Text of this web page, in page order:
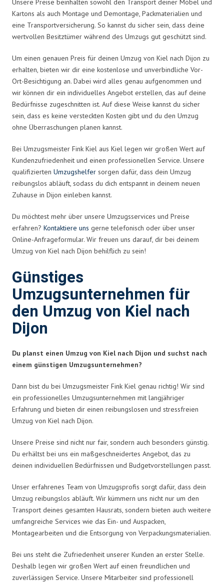
Unsere Preise beinhalten sowohl den Transport deiner Möbel und
Kartons als auch Montage und Demontage, Packmaterialien und
eine Transportversicherung. So kannst du sicher sein, dass deine
wertvollen Besitztümer während des Umzugs gut geschützt sind.
Um einen genauen Preis für deinen Umzug von Kiel nach Dijon zu
erhalten, bieten wir dir eine kostenlose und unverbindliche Vor-
Ort-Besichtigung an. Dabei wird alles genau aufgenommen und
wir können dir ein individuelles Angebot erstellen, das auf deine
Bedürfnisse zugeschnitten ist. Auf diese Weise kannst du sicher
sein, dass es keine versteckten Kosten gibt und du den Umzug
ohne Überraschungen planen kannst.
Bei Umzugsmeister Fink Kiel aus Kiel legen wir großen Wert auf
Kundenzufriedenheit und einen professionellen Service. Unsere
qualifizierten Umzugshelfer sorgen dafür, dass dein Umzug
reibungslos abläuft, sodass du dich entspannt in deinem neuen
Zuhause in Dijon einleben kannst.
Du möchtest mehr über unsere Umzugsservices und Preise
erfahren? Kontaktiere uns gerne telefonisch oder über unser
Online-Anfrageformular. Wir freuen uns darauf, dir bei deinem
Umzug von Kiel nach Dijon behilflich zu sein!
Günstiges
Umzugsunternehmen für
den Umzug von Kiel nach
Dijon
Du planst einen Umzug von Kiel nach Dijon und suchst nach
einem günstigen Umzugsunternehmen?
Dann bist du bei Umzugsmeister Fink Kiel genau richtig! Wir sind
ein professionelles Umzugsunternehmen mit langjähriger
Erfahrung und bieten dir einen reibungslosen und stressfreien
Umzug von Kiel nach Dijon.
Unsere Preise sind nicht nur fair, sondern auch besonders günstig.
Du erhältst bei uns ein maßgeschneidertes Angebot, das zu
deinen individuellen Bedürfnissen und Budgetvorstellungen passt.
Unser erfahrenes Team von Umzugsprofis sorgt dafür, dass dein
Umzug reibungslos abläuft. Wir kümmern uns nicht nur um den
Transport deines gesamten Hausrats, sondern bieten auch weitere
umfangreiche Services wie das Ein- und Auspacken,
Montagearbeiten und die Entsorgung von Verpackungsmaterialien.
Bei uns steht die Zufriedenheit unserer Kunden an erster Stelle.
Deshalb legen wir großen Wert auf einen freundlichen und
zuverlässigen Service. Unsere Mitarbeiter sind professionell